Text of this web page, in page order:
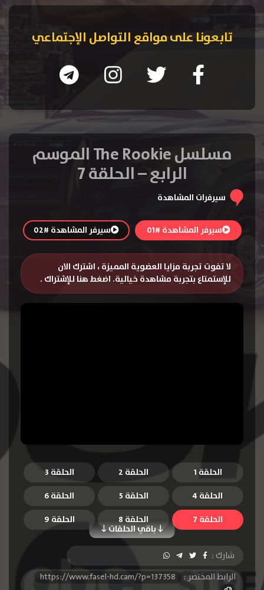
تابعونا على مواقع التواصل الإجتماعي
مسلسل The Rookie الموسم
الرابع – الحلقة 7
سيرفرات المشاهدة
سيرفر المشاهدة #01 سيرفر المشاهدة #02
لا تفوت تجربة مزايا العضوية المميزة ، اشترك الان
للإستمتاع بتجربة مشاهدة خيالية. اضغط هنا للإشتراك .
الحلقة 1 الحلقة 2
الحلقة 3
الحلقة 4
الحلقة 5 الحلقة 6
باقي الحلقات
الحلقة 7 الحلقة 8
الحلقة 9
الحلقة 11
الحلقة 13
الحلقة 14
الحلقة 15
شارك :
الرابط المختصر :
https://www.fasel-hd.cam/?p=137358